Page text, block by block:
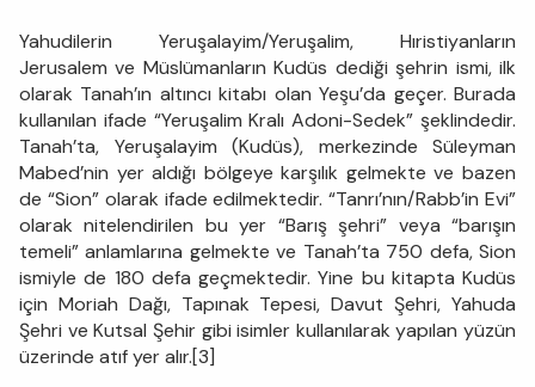
Yahudilerin Yeruşalayim/Yeruşalim, Hıristiyanların
Jerusalem ve Müslümanların Kudüs dediği şehrin ismi, ilk
olarak Tanah’ın altıncı kitabı olan Yeşu’da geçer. Burada
kullanılan ifade “Yeruşalim Kralı Adoni-Sedek” şeklindedir.
Tanah’ta, Yeruşalayim (Kudüs), merkezinde Süleyman
Mabed’nin yer aldığı bölgeye karşılık gelmekte ve bazen
de “Sion” olarak ifade edilmektedir. “Tanrı’nın/Rabb’in Evi”
olarak nitelendirilen bu yer “Barış şehri” veya “barışın
temeli” anlamlarına gelmekte ve Tanah’ta 750 defa, Sion
ismiyle de 180 defa geçmektedir. Yine bu kitapta Kudüs
için Moriah Dağı, Tapınak Tepesi, Davut Şehri, Yahuda
Şehri ve Kutsal Şehir gibi isimler kullanılarak yapılan yüzün
üzerinde atıf yer alır.[3]